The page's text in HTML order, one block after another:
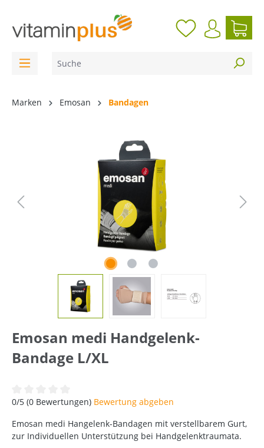
Marken Emosan Bandagen
Emosan medi Handgelenk-
Bandage L/XL
Durchschnittliche Bewertung von 0 von 5 Sternen
0/5 (0 Bewertungen) Bewertung abgeben
Emosan medi Hangelenk-Bandagen mit verstellbarem Gurt,
zur Individuellen Unterstützung bei Handgelenktraumata.